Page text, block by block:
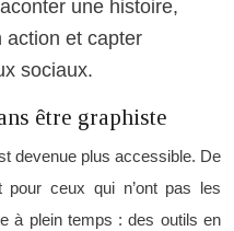
une histoire,
action et capter
sociaux.
être graphiste
devenue plus accessible. De
pour ceux qui n’ont pas les
à plein temps : des outils en